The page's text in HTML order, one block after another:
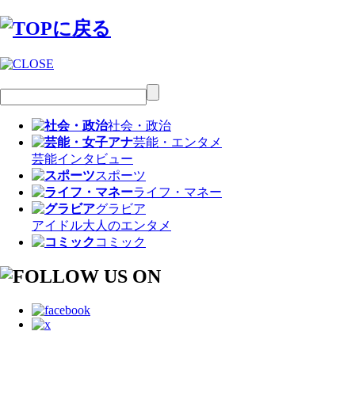
社会・政治
芸能・エンタメ
芸能インタビュー
スポーツ
ライフ・マネー
グラビア
アイドル大人のエンタメ
コミック